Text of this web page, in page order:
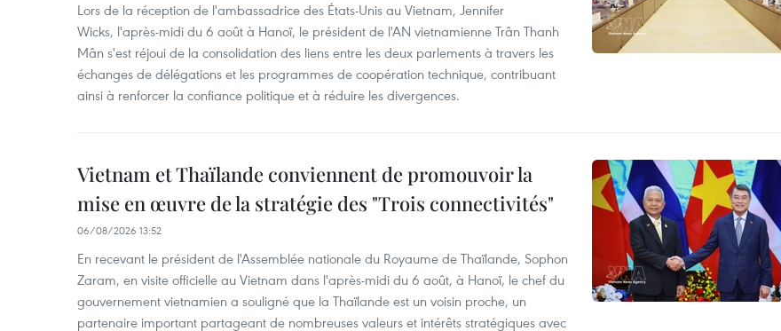
Lors de la réception de l'ambassadrice des États-Unis au Vietnam, Jennifer
Wicks, l'après-midi du 6 août à Hanoï, le président de l'AN vietnamienne Trân Thanh
Mân s'est réjoui de la consolidation des liens entre les deux parlements à travers les
échanges de délégations et les programmes de coopération technique, contribuant
ainsi à renforcer la confiance politique et à réduire les divergences.
Vietnam et Thaïlande conviennent de promouvoir la
mise en œuvre de la stratégie des "Trois connectivités"
06/08/2026 13:52
En recevant le président de l'Assemblée nationale du Royaume de Thaïlande, Sophon
Zaram, en visite officielle au Vietnam dans l'après-midi du 6 août, à Hanoï, le chef du
gouvernement vietnamien a souligné que la Thaïlande est un voisin proche, un
partenaire important partageant de nombreuses valeurs et intérêts stratégiques avec